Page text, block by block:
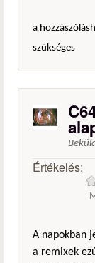
a
szükséges
Értékelés:
A napokban
a remixek